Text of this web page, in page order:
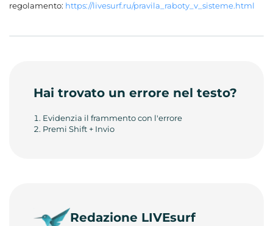
regolamento: https://livesurf.ru/pravila_raboty_v_sisteme.html
Hai trovato un errore nel testo?
Evidenzia il frammento con l'errore
Premi Shift + Invio
Redazione LIVEsurf